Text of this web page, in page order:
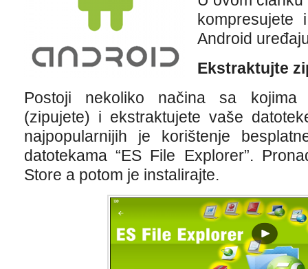
kompresujete
Android
Ekstraktujte
Postoji nekoliko načina sa kojima
(zipujete) i ekstraktujete vaše
najpopularnijih je korištenje
datotekama “ES File Explorer”.
Store a potom je instalirajte.